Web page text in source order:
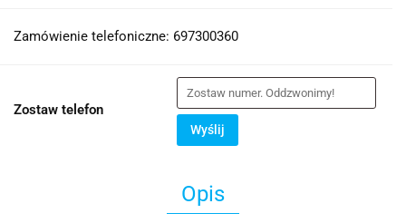
Zamówienie telefoniczne: 697300360
Zostaw telefon
Wyślij
Opis